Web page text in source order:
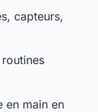
capteurs,
routines
en main en